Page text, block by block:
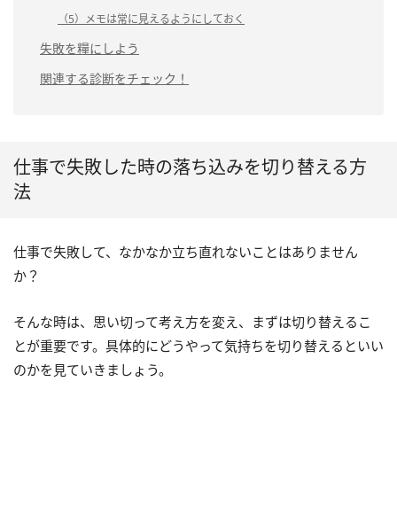
（5）メモは常に見えるようにしておく
失敗を糧にしよう
関連する診断をチェック！
仕事で失敗した時の落ち込みを切り替える方
法
仕事で失敗して、なかなか立ち直れないことはありません
か？
そんな時は、思い切って考え方を変え、まずは切り替えるこ
とが重要です。具体的にどうやって気持ちを切り替えるといい
のかを見ていきましょう。